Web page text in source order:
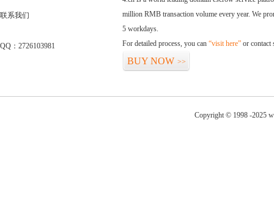
联系我们
QQ：2726103981
million RMB transaction volume every year. We
5 workdays.
For detailed process, you can “visit here” or contact
BUY NOW >>
Copyright © 1998 -2025